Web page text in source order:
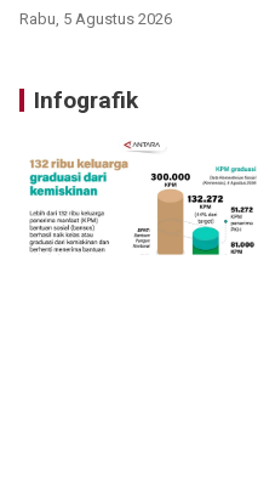
Rabu, 5 Agustus 2026
Infografik